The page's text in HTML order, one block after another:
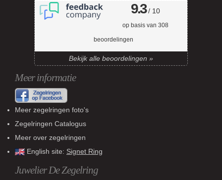
9.3/ 10
op basis van 308
beoordelingen
Bekijk alle beoordelingen »
Meer informatie
Meer zegelringen foto's
Zegelringen Catalogus
Meer over zegelringen
English site: Signet Ring
Juwelier De Zegelring